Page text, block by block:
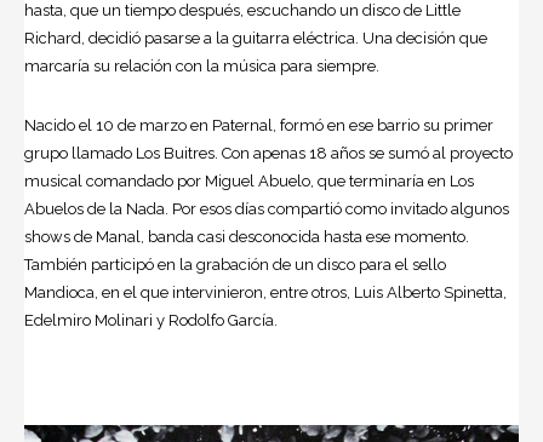
hasta, que un tiempo después, escuchando un disco de Little
Richard, decidió pasarse a la guitarra eléctrica. Una decisión que
marcaría su relación con la música para siempre.
Nacido el 10 de marzo en Paternal, formó en ese barrio su primer
grupo llamado Los Buitres. Con apenas 18 años se sumó al proyecto
musical comandado por Miguel Abuelo, que terminaría en Los
Abuelos de la Nada. Por esos días compartió como invitado algunos
shows de Manal, banda casi desconocida hasta ese momento.
También participó en la grabación de un disco para el sello
Mandioca, en el que intervinieron, entre otros, Luis Alberto Spinetta,
Edelmiro Molinari y Rodolfo García.